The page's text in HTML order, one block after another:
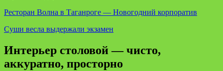
Ресторан Волна в Таганроге — Новогодний корпоратив
Суши весла выдержали экзамен
Интерьер столовой — чисто,
аккуратно, просторно